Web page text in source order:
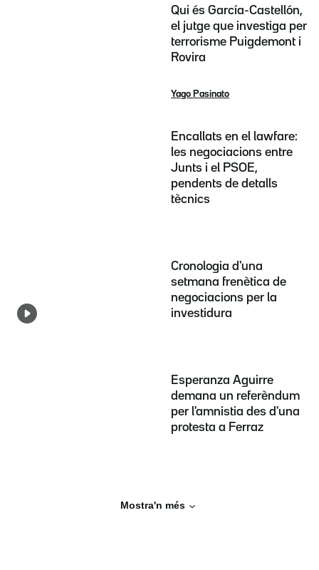
Qui és García-Castellón,
el jutge que investiga per
terrorisme Puigdemont i
Rovira
Yago Pasinato
Encallats en el lawfare:
les negociacions entre
Junts i el PSOE,
pendents de detalls
tècnics
Cronologia d'una
setmana frenètica de
negociacions per la
investidura
Esperanza Aguirre
demana un referèndum
per l'amnistia des d'una
protesta a Ferraz
Mostra'n més